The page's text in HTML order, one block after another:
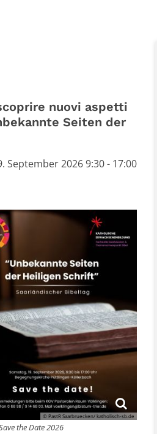
nuovi aspetti
Seiten der
September 2026 9:30 - 17:00
© PastR Saarbruecken/ katholisch-sb.de
the Date 2026